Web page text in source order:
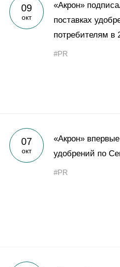
09
окт
«Акрон»
поставках
потребителям в
#PR
07
окт
«Акрон»
удобрений по
#PR